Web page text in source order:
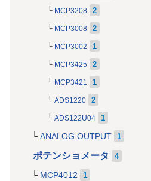
MCP3208 2
MCP3008 2
MCP3002 1
MCP3425 2
MCP3421 1
ADS1220 2
ADS122U04 1
ANALOG OUTPUT 1
ポテンショメータ 4
MCP4012 1